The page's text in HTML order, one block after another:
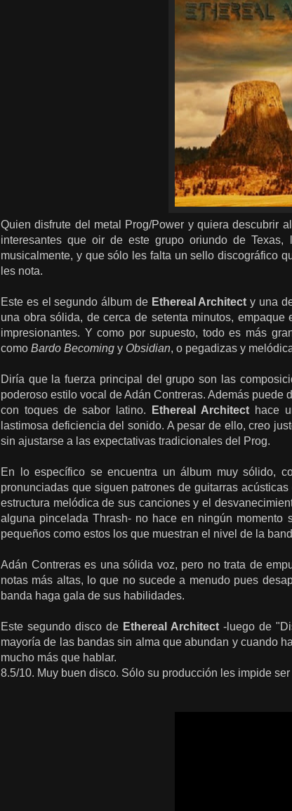
Quien disfrute del metal Prog/Power y quiera descubrir
interesantes que oir de este grupo oriundo de
musicalmente, y que sólo les falta un sello discográfico
les nota.
Este es el segundo álbum de Ethereal Architect y una
una obra sólida, de cerca de setenta minutos,
impresionantes. Y como por supuesto, todo es más
como Bardo Becoming y Obsidian, o pegadizas y
Diría que la fuerza principal del grupo son las
poderoso estilo vocal de Adán Contreras. Además puede
con toques de sabor latino.
Ethereal Architect hace
lastimosa deficiencia del sonido. A pesar de ello, creo
sin ajustarse a las expectativas tradicionales del Prog.
En lo específico se encuentra un álbum muy sólido,
pronunciadas que siguen patrones de guitarras
estructura melódica de sus canciones y el
alguna pincelada Thrash- no hace en ningún
pequeños como estos los que muestran el nivel de la
Adán Contreras es una sólida voz, pero no trata de
notas más altas, lo que no sucede a menudo pues
banda haga gala de sus habilidades.
Este segundo disco de Ethereal Architect -luego de
mayoría de las bandas sin alma que abundan y cuando
mucho más que hablar.
8.5/10. Muy buen disco. Sólo su producción les impide